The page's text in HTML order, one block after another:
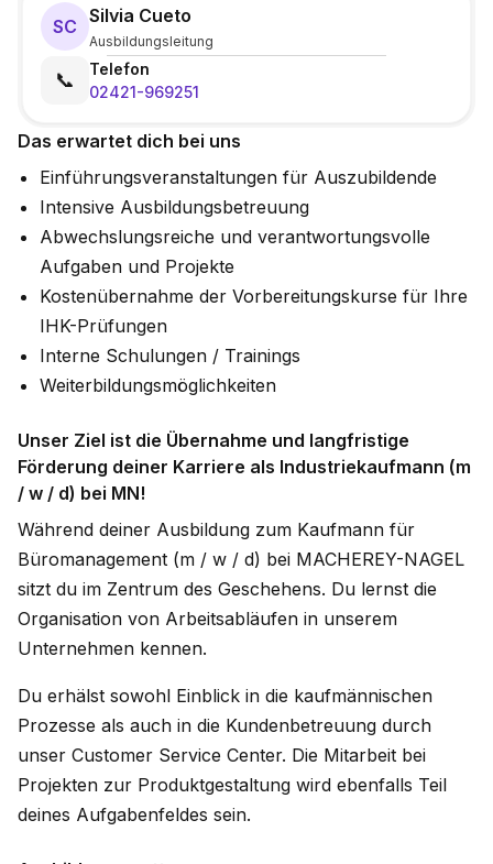
Das erwartet dich bei uns
Einführungsveranstaltungen für Auszubildende
Intensive Ausbildungsbetreuung
Abwechslungsreiche und verantwortungsvolle
Aufgaben und Projekte
Kostenübernahme der Vorbereitungskurse für Ihre
IHK-Prüfungen
Interne Schulungen / Trainings
Weiterbildungsmöglichkeiten
Unser Ziel ist die Übernahme und langfristige
Förderung deiner Karriere als Industriekaufmann (m
/ w / d) bei MN!
Während deiner Ausbildung zum Kaufmann für
Büromanagement (m / w / d) bei MACHEREY-NAGEL
sitzt du im Zentrum des Geschehens. Du lernst die
Organisation von Arbeitsabläufen in unserem
Unternehmen kennen.
Du erhälst sowohl Einblick in die kaufmännischen
Prozesse als auch in die Kundenbetreuung durch
unser Customer Service Center. Die Mitarbeit bei
Projekten zur Produktgestaltung wird ebenfalls Teil
deines Aufgabenfeldes sein.
SC Silvia Cueto
Ausbildungsleitung
📞
Telefon
02421-969251